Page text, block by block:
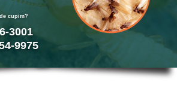
cupim?
3001
9975